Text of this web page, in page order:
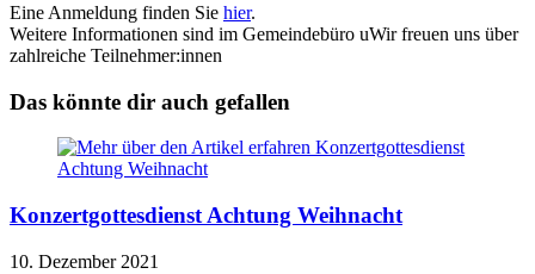
Eine Anmeldung finden Sie hier.
Weitere Informationen sind im Gemeindebüro uWir freuen uns über
zahlreiche Teilnehmer:innen
Das könnte dir auch gefallen
Konzertgottesdienst Achtung Weihnacht
10. Dezember 2021